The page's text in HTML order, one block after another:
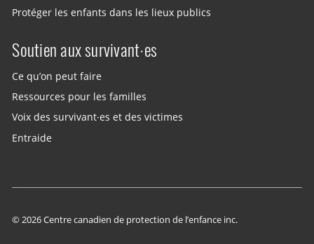
Protéger les enfants dans les lieux publics
Soutien aux survivant·es
Ce qu’on peut faire
Ressources pour les familles
Voix des survivant·es et des victimes
Entraide
© 2026 Centre canadien de protection de l’enfance inc.